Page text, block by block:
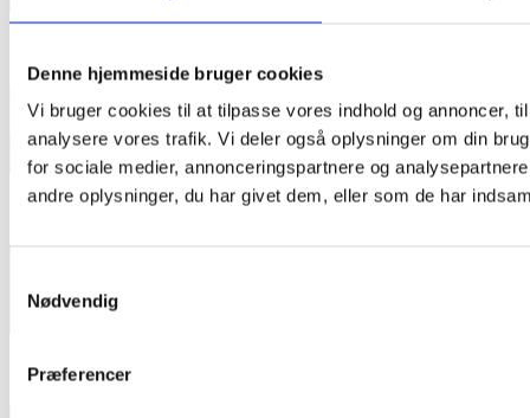
Denne hjemmeside bruger cookies
Vi bruger cookies til at tilpasse vores indhold og annoncer,
analysere vores trafik. Vi deler også oplysninger om din
for sociale medier, annonceringspartnere og
andre oplysninger, du har givet dem, eller som de har
Nødvendig
Præferencer